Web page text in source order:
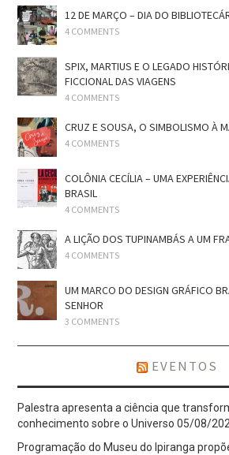
12 DE MARÇO – DIA DO
4 COMMENTS
SPIX, MARTIUS E O LEGADO
FICCIONAL DAS VIAGENS
4 COMMENTS
CRUZ E SOUSA, O SIMBOLISMO À
4 COMMENTS
COLÔNIA CECÍLIA – UMA
BRASIL
4 COMMENTS
A LIÇÃO DOS TUPINAMBÁS A UM
4 COMMENTS
UM MARCO DO DESIGN GRÁFICO
SENHOR
3 COMMENTS
EVENTOS
Palestra apresenta a ciência que
conhecimento sobre o Universo 05/08/
Programação do Museu do Ipiranga